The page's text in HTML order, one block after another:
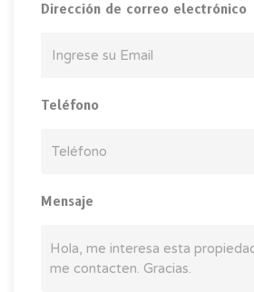
Dirección de correo electrónico
Teléfono
Mensaje